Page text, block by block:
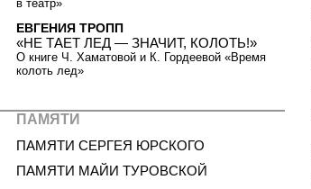
в театр»
ЕВГЕНИЯ ТРОПП
«НЕ ТАЕТ ЛЕД — ЗНАЧИТ, КОЛОТЬ!»
О книге Ч. Хаматовой и К. Гордеевой «Время
колоть лед»
ПАМЯТИ
ПАМЯТИ СЕРГЕЯ ЮРСКОГО
ПАМЯТИ МАЙИ ТУРОВСКОЙ